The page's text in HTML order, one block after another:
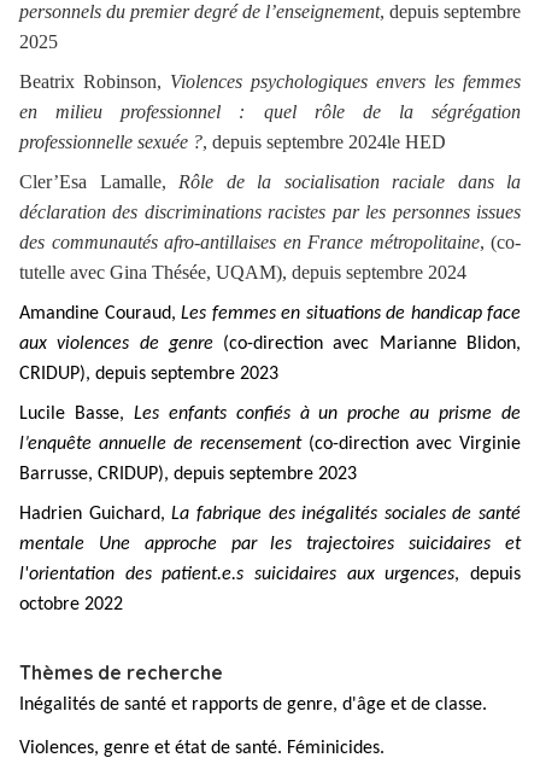
personnels du premier degré de l’enseignement, depuis septembre
2025
Beatrix Robinson, Violences psychologiques envers les femmes
en milieu professionnel : quel rôle de la ségrégation
professionnelle sexuée ?, depuis septembre 2024le HED
Cler’Esa Lamalle, Rôle de la socialisation raciale dans la
déclaration des discriminations racistes par les personnes issues
des communautés afro-antillaises en France métropolitaine, (co-
tutelle avec Gina Thésée, UQAM), depuis septembre 2024
Amandine Couraud, Les femmes en situations de handicap face
aux violences de genre (co-direction avec Marianne Blidon,
CRIDUP), depuis septembre 2023
Lucile Basse, Les enfants confiés à un proche au prisme de
l’enquête annuelle de recensement(co-direction avec Virginie
Barrusse, CRIDUP), depuis septembre 2023
Hadrien Guichard,La fabrique des inégalités sociales de santé
mentale Une approche par les trajectoires suicidaires et
l'orientation des patient.e.s suicidaires aux urgences, depuis
octobre 2022
Thèmes de recherche
Inégalités de santé et rapports de genre, d'âge et de classe.
Violences, genre et état de santé. Féminicides.